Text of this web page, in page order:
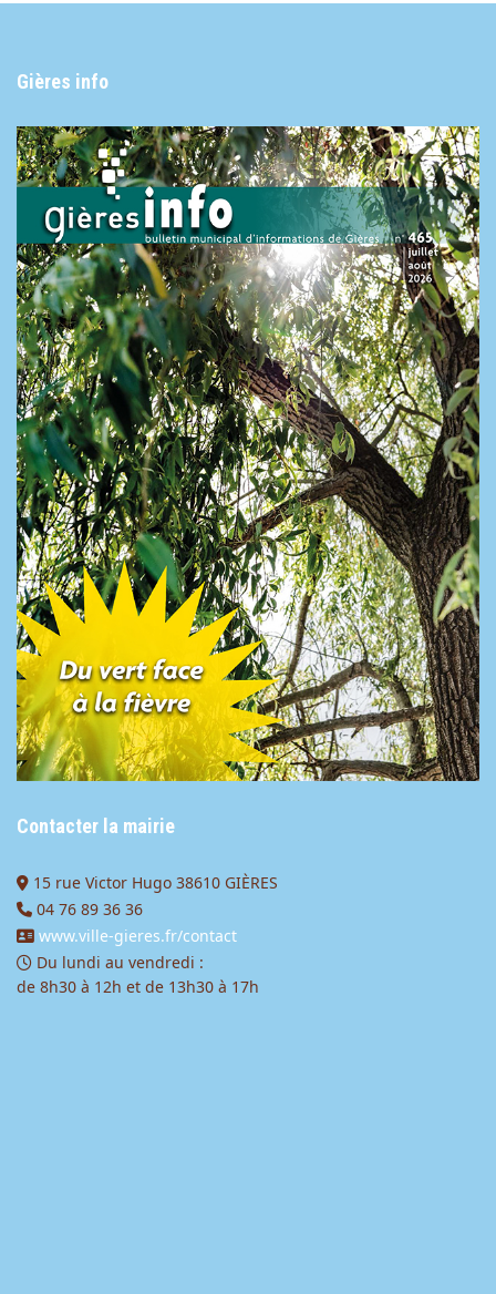
Gières info
Contacter la mairie
15 rue Victor Hugo 38610 GIÈRES
04 76 89 36 36
www.ville-gieres.fr/contact
Du lundi au vendredi :
de 8h30 à 12h et de 13h30 à 17h